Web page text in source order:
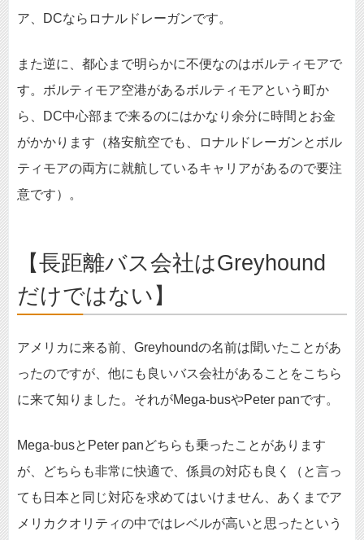
ア、DCならロナルドレーガンです。
また逆に、都心まで明らかに不便なのはボルティモアで
す。ボルティモア空港があるボルティモアという町か
ら、DC中心部まで来るのにはかなり余分に時間とお金
がかかります（格安航空でも、ロナルドレーガンとボル
ティモアの両方に就航しているキャリアがあるので要注
意です）。
【長距離バス会社はGreyhound
だけではない】
アメリカに来る前、Greyhoundの名前は聞いたことがあ
ったのですが、他にも良いバス会社があることをこちら
に来て知りました。それがMega-busやPeter panです。
Mega-busとPeter panどちらも乗ったことがあります
が、どちらも非常に快適で、係員の対応も良く（と言っ
ても日本と同じ対応を求めてはいけません、あくまでア
メリカクオリティの中ではレベルが高いと思ったという